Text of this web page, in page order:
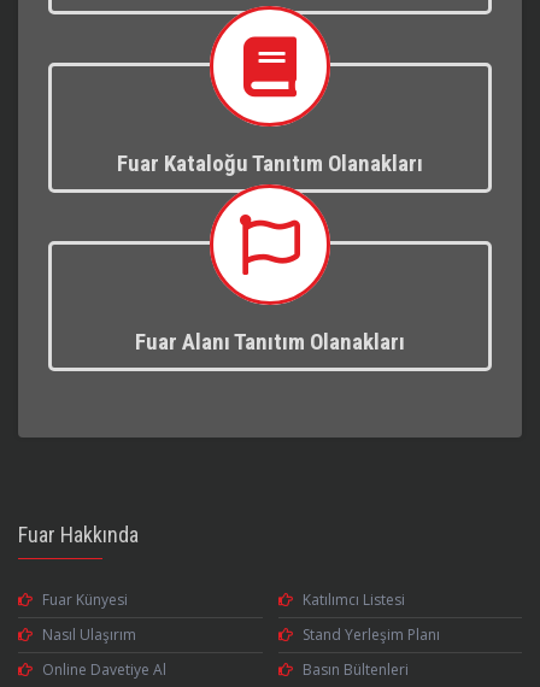
Fuar Kataloğu Tanıtım Olanakları
Fuar Alanı Tanıtım Olanakları
Fuar Hakkında
Fuar Künyesi
Nasıl Ulaşırım
Online Davetiye Al
Katılımcı Listesi
Stand Yerleşim Planı
Basın Bültenleri